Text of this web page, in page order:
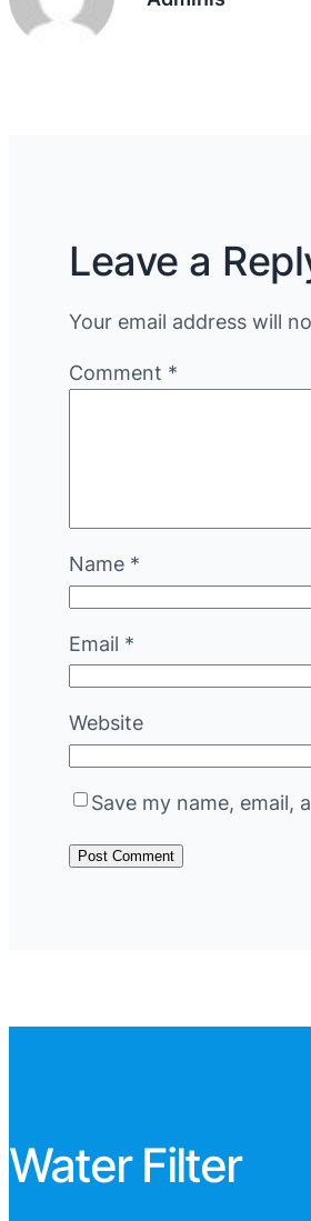
Leave a
Your email address will
Comment *
Name *
Email *
Website
Save my name,
Water Filter